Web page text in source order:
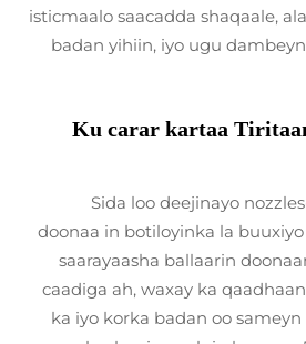
isticmaalo saacadda shaqaale,
badan yihiin, iyo ugu
Ku carar kartaa
Sida loo deejinayo
doonaa in botiloyinka la buuxiyo
saarayaasha ballaarin
caadiga ah, waxay ka
ka iyo korka badan oo